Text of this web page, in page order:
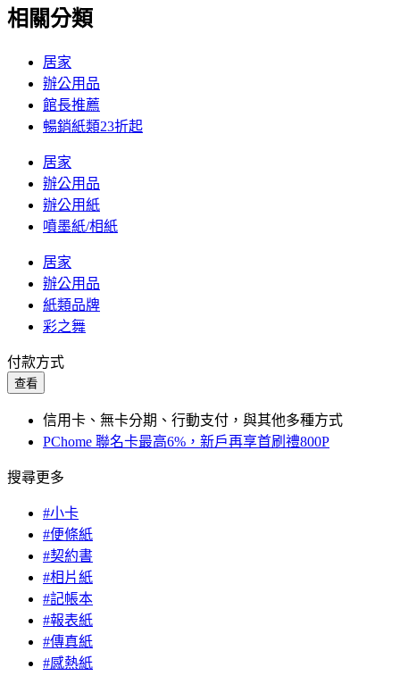
相關分類
居家
辦公用品
館長推薦
暢銷紙類23折起
居家
辦公用品
辦公用紙
噴墨紙/相紙
居家
辦公用品
紙類品牌
彩之舞
付款方式
查看
信用卡、無卡分期、行動支付，與其他多種方式
PChome 聯名卡最高6%，新戶再享首刷禮800P
搜尋更多
#小卡
#便條紙
#契約書
#相片紙
#記帳本
#報表紙
#傳真紙
#感熱紙